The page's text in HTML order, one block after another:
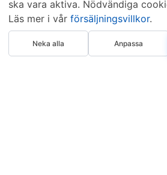
ska vara aktiva. Nödvändiga
Läs mer i vår försäljningsvillkor.
Neka alla Anpassa
Sveriges mest sålda
Kontakta KCR
Om KCR/Garantier